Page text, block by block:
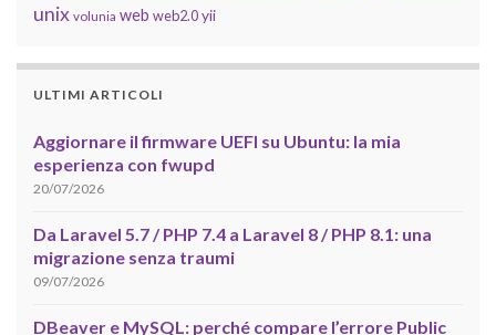
unix volunia web web2.0 yii
ULTIMI ARTICOLI
Aggiornare il firmware UEFI su Ubuntu: la mia
esperienza con fwupd
20/07/2026
Da Laravel 5.7 / PHP 7.4 a Laravel 8 / PHP 8.1: una
migrazione senza traumi
09/07/2026
DBeaver e MySQL: perché compare l’errore Public